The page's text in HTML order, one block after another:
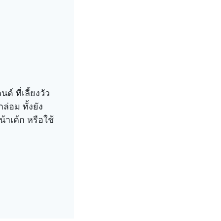
ด์ ที่เลี้ยงวัว
อม ทั้งยัง
เค้ก หรือใช้